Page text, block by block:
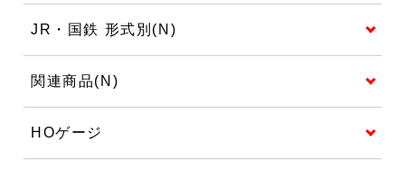
JR・国鉄 形式別(N)
関連商品(N)
HOゲージ